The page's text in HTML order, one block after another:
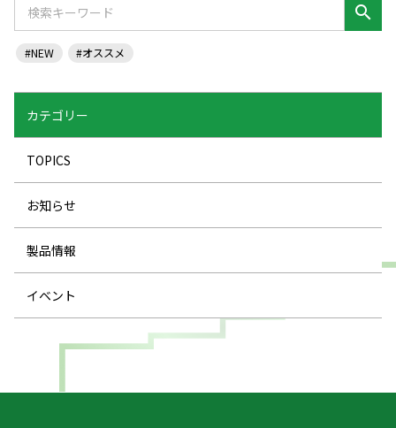
search
#NEW #オススメ
カテゴリー
TOPICS
お知らせ
製品情報
イベント